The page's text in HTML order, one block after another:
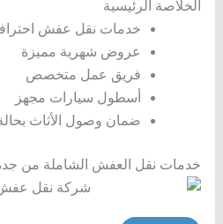
الخلاصة الرئيسية
خدمات نقل عفش
عروض شهرية مميزة
فريق عمل متخصص
أسطول سيارات مجهز
ضمان وصول الأثاث
خدمات نقل العفش الشاملة من